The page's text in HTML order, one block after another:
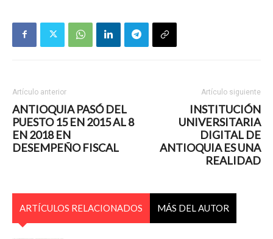
Artículo anterior
ANTIOQUIA PASÓ DEL
PUESTO 15 EN 2015 AL 8
EN 2018 EN
DESEMPEÑO FISCAL
Artículo siguiente
INSTITUCIÓN
UNIVERSITARIA
DIGITAL DE
ANTIOQUIA ES UNA
REALIDAD
ARTÍCULOS RELACIONADOS MÁS DEL AUTOR